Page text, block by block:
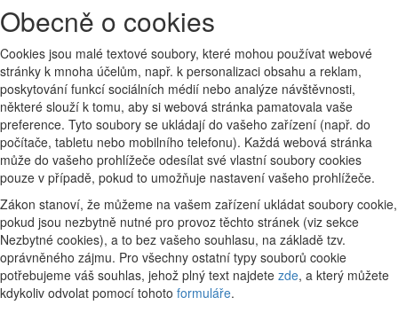
Obecně o cookies
Cookies jsou malé textové soubory, které mohou používat webové
stránky k mnoha účelům, např. k personalizaci obsahu a reklam,
poskytování funkcí sociálních médií nebo analýze návštěvnosti,
některé slouží k tomu, aby si webová stránka pamatovala vaše
preference. Tyto soubory se ukládají do vašeho zařízení (např. do
počítače, tabletu nebo mobilního telefonu). Každá webová stránka
může do vašeho prohlížeče odesílat své vlastní soubory cookies
pouze v případě, pokud to umožňuje nastavení vašeho prohlížeče.
Zákon stanoví, že můžeme na vašem zařízení ukládat soubory cookie,
pokud jsou nezbytně nutné pro provoz těchto stránek (viz sekce
Nezbytné cookies), a to bez vašeho souhlasu, na základě tzv.
oprávněného zájmu. Pro všechny ostatní typy souborů cookie
potřebujeme váš souhlas, jehož plný text najdete zde, a který můžete
kdykoliv odvolat pomocí tohoto formuláře.